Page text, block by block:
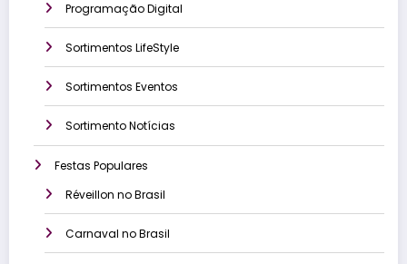
Programação Digital
Sortimentos LifeStyle
Sortimentos Eventos
Sortimento Notícias
Festas Populares
Réveillon no Brasil
Carnaval no Brasil